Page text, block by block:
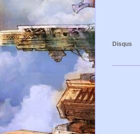
Disqus